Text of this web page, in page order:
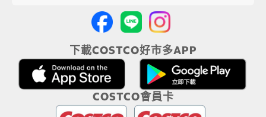
下載COSTCO好市多APP
COSTCO會員卡